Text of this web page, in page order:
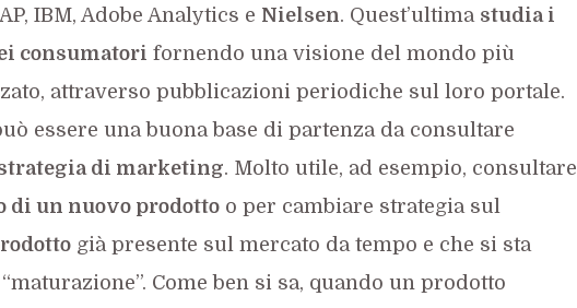
IBM, Adobe Analytics e Nielsen. Quest’ultima studia i
consumatori fornendo una visione del mondo più
attraverso pubblicazioni periodiche sul loro portale.
essere una buona base di partenza da consultare
di marketing. Molto utile, ad esempio, consultare
di un nuovo prodottoo per cambiare strategia sul
già presente sul mercato da tempo e che si sta
Come ben si sa, quando un prodotto